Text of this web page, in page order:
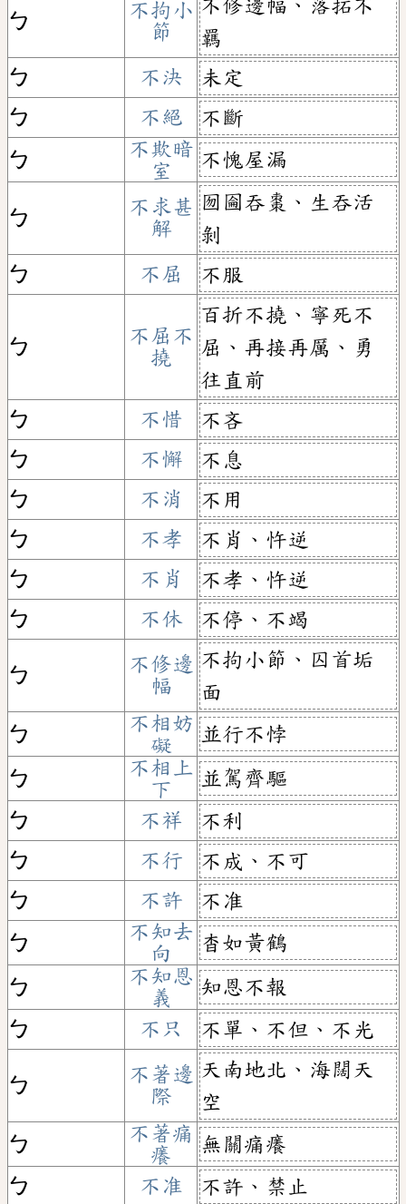
ㄅ
不拘小
節
不修邊幅、落拓不
羈
ㄅ
不決
未定
ㄅ
不絕
不斷
ㄅ
不欺暗
室
不愧屋漏
ㄅ
不求甚
解
囫圇吞棗、生吞活
剝
ㄅ
不屈 不服
ㄅ
不屈不
撓
百折不撓、寧死不
屈、再接再厲、勇
往直前
ㄅ
不惜
不吝
ㄅ
不懈
不息
ㄅ
不消
不用
ㄅ
不孝
不肖、忤逆
ㄅ
不肖
不孝、忤逆
ㄅ
不休 不停、不竭
ㄅ
不修邊
幅
不拘小節、囚首垢
面
ㄅ
不相妨
礙
並行不悖
ㄅ
不相上
下
並駕齊驅
ㄅ
不祥
不利
ㄅ
不行
不成、不可
ㄅ
不許
不准
ㄅ
不知去
向
杳如黃鶴
ㄅ
不知恩
義
知恩不報
ㄅ
不只 不單、不但、不光
ㄅ
不著邊
際
天南地北、海闊天
空
ㄅ
不著痛
癢
無關痛癢
ㄅ
不准 不許、禁止